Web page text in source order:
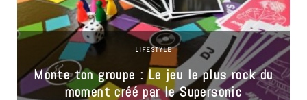
LIFESTYLE
Monte ton groupe : Le jeu le plus rock du
moment créé par le Supersonic